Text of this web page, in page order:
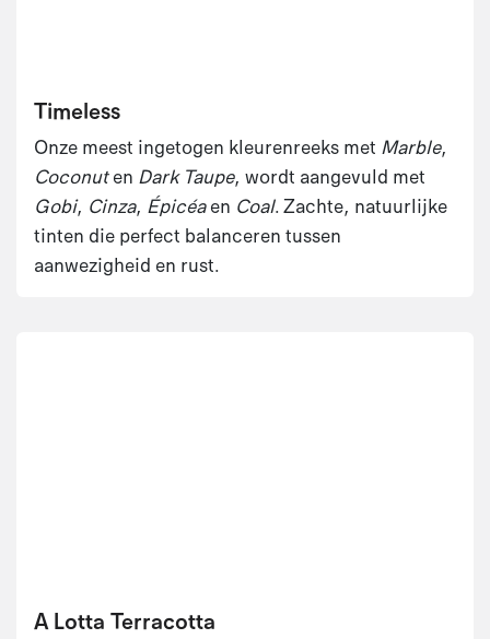
Timeless
Onze meest ingetogen kleurenreeks met Marble,
Coconuten Dark Taupe, wordt aangevuld met
Gobi, Cinza, Épicéaen Coal. Zachte, natuurlijke
tinten die perfect balanceren tussen
aanwezigheid en rust.
A Lotta Terracotta